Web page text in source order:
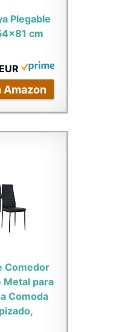
Plegable
cm
Amazon
Comedor
Metal para
Comoda